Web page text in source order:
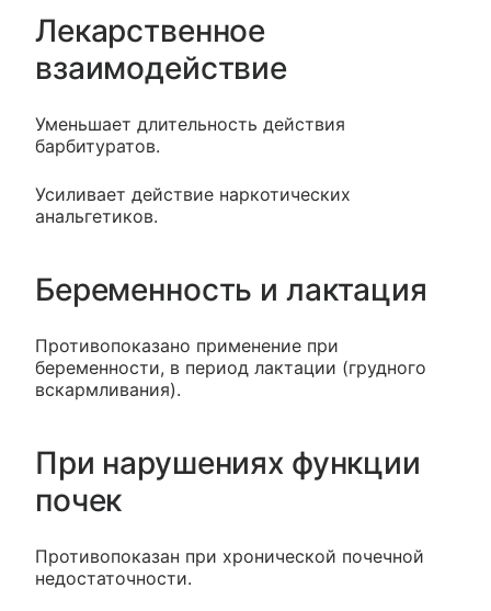
Лекарственное
взаимодействие
Уменьшает длительность действия
барбитуратов.
Усиливает действие наркотических
анальгетиков.
Беременность и лактация
Противопоказано применение при
беременности, в период лактации (грудного
вскармливания).
При нарушениях функции
почек
Противопоказан при хронической почечной
недостаточности.